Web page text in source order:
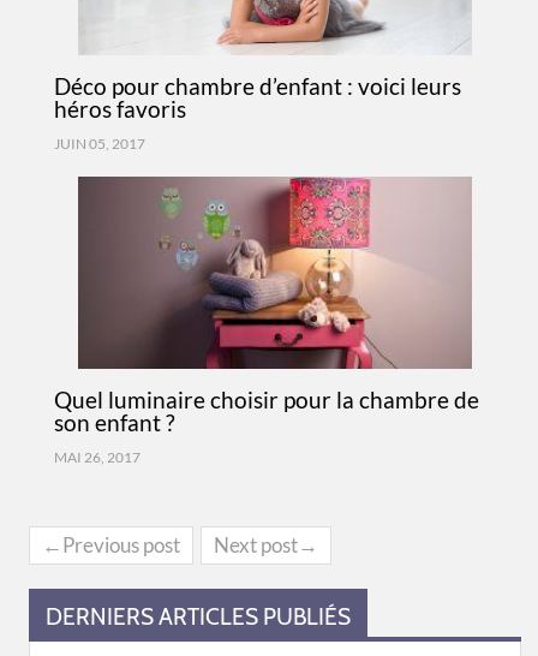
Déco pour chambre d’enfant : voici leurs
héros favoris
JUIN 05, 2017
Quel luminaire choisir pour la chambre de
son enfant ?
MAI 26, 2017
←Previous post Next post→
DERNIERS ARTICLES PUBLIÉS